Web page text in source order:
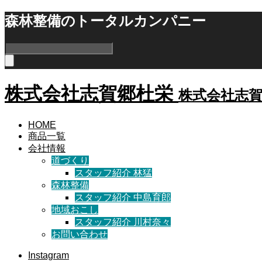
森林整備のトータルカンパニー
株式会社志賀郷杜栄 株式会社志
HOME
商品一覧
会社情報
道づくり
スタッフ紹介 林猛
森林整備
スタッフ紹介 中島育郎
地域おこし
スタッフ紹介 川村奈々
お問い合わせ
Instagram